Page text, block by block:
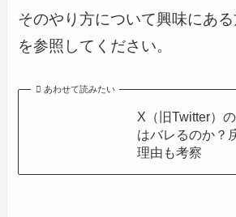
そのやり方について興味にあ
を参照してください。
あわせて読みたい
X（旧Twitter）
はバレるのか？
理由も考察